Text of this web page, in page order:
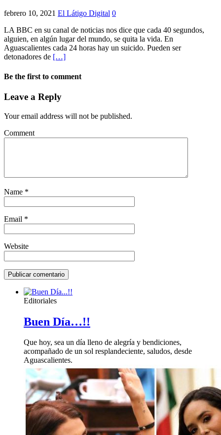
febrero 10, 2021 El Látigo Digital 0
LA BBC en su canal de noticias nos dice que cada 40 segundos,
alguien, en algún lugar del mundo, se quita la vida. En
Aguascalientes cada 24 horas hay un suicido. Pueden ser
detonadores de […]
Be the first to comment
Leave a Reply
Your email address will not be published.
Comment
Name *
Email *
Website
Editoriales
Buen Día…!!
Que hoy, sea un día lleno de alegría y bendiciones,
acompañado de un sol resplandeciente, saludos, desde
Aguascalientes.